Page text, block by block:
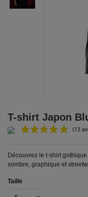
T-shirt Japon
Découvrez le t-shirt
sombre, graphique et
Taille